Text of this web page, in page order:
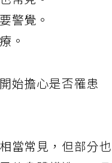
警覺。
。
始擔心是否罹患
當常見，但部分也